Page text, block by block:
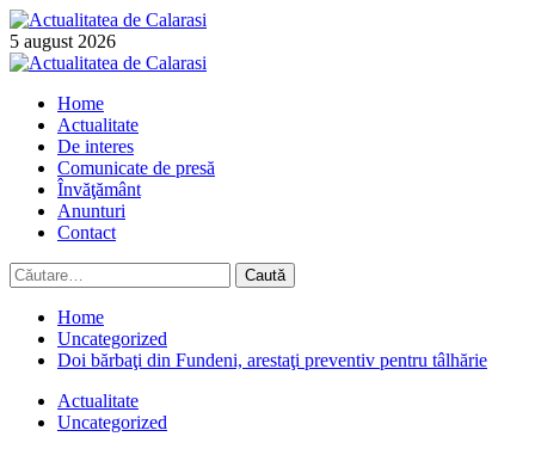
Skip
to
content
5 august 2026
Primary
Home
Actualitate
De interes
Comunicate de presă
Învăţământ
Anunturi
Contact
Caută
după:
Home
Uncategorized
Doi bărbaţi din Fundeni, arestaţi preventiv pentru tâlhărie
Actualitate
Uncategorized